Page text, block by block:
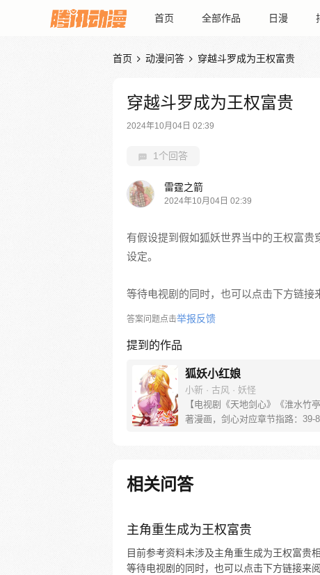
首页 全部作品 日漫
首页  动漫问答  穿越斗罗成为王权富贵
穿越斗罗成为王权富贵
2024年10月04日 02:39
1个回答
雷霆之箭
2024年10月04日 02:39
有假设提到假如狐妖世界当中的王权富
设定。
等待电视剧的同时，也可以点击下方链接
答案问题点击举报反馈
提到的作品
狐妖小红娘
小新 · 古风 · 妖怪
【电视剧《天地剑心》《淮水竹
著漫画，剑心对应章节指路：39-
新。）
相关问答
主角重生成为王权富贵
目前参考资料未涉及主角重生成为王权富贵
等待电视剧的同时，也可以点击下方链接来